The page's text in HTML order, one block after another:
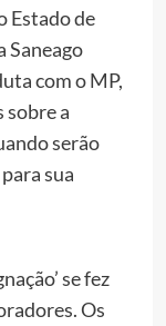
Estado de
Saneago
com o MP,
sobre a
serão
sua
se fez
Os